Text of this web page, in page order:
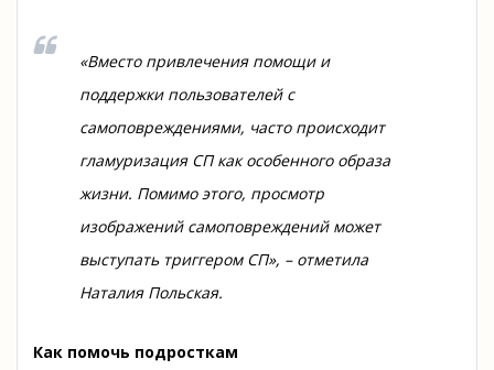
«Вместо привлечения помощи и
поддержки пользователей с
самоповреждениями, часто происходит
гламуризация СП как особенного образа
жизни. Помимо этого, просмотр
изображений самоповреждений может
выступать триггером СП», – отметила
Наталия Польская.
Как помочь подросткам